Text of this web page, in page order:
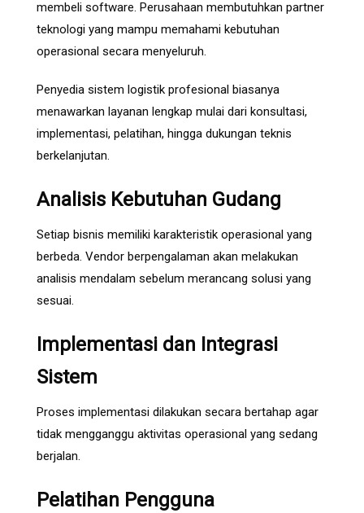
membeli software. Perusahaan membutuhkan partner
teknologi yang mampu memahami kebutuhan
operasional secara menyeluruh.
Penyedia sistem logistik profesional biasanya
menawarkan layanan lengkap mulai dari konsultasi,
implementasi, pelatihan, hingga dukungan teknis
berkelanjutan.
Analisis Kebutuhan Gudang
Setiap bisnis memiliki karakteristik operasional yang
berbeda. Vendor berpengalaman akan melakukan
analisis mendalam sebelum merancang solusi yang
sesuai.
Implementasi dan Integrasi
Sistem
Proses implementasi dilakukan secara bertahap agar
tidak mengganggu aktivitas operasional yang sedang
berjalan.
Pelatihan Pengguna